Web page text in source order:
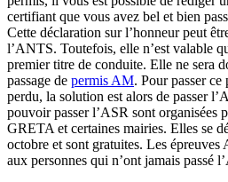
certifiant que vous avez bel et bien
Cette déclaration sur l’honneur peut
l’ANTS. Toutefois, elle n’est valable
premier titre de conduite. Elle ne sera
passage de permis AM. Pour passer
perdu, la solution est alors de passer
pouvoir passer l’ASR sont organisées
GRETA et certaines mairies. Elles se
octobre et sont gratuites. Les épreuves
aux personnes qui n’ont jamais passé